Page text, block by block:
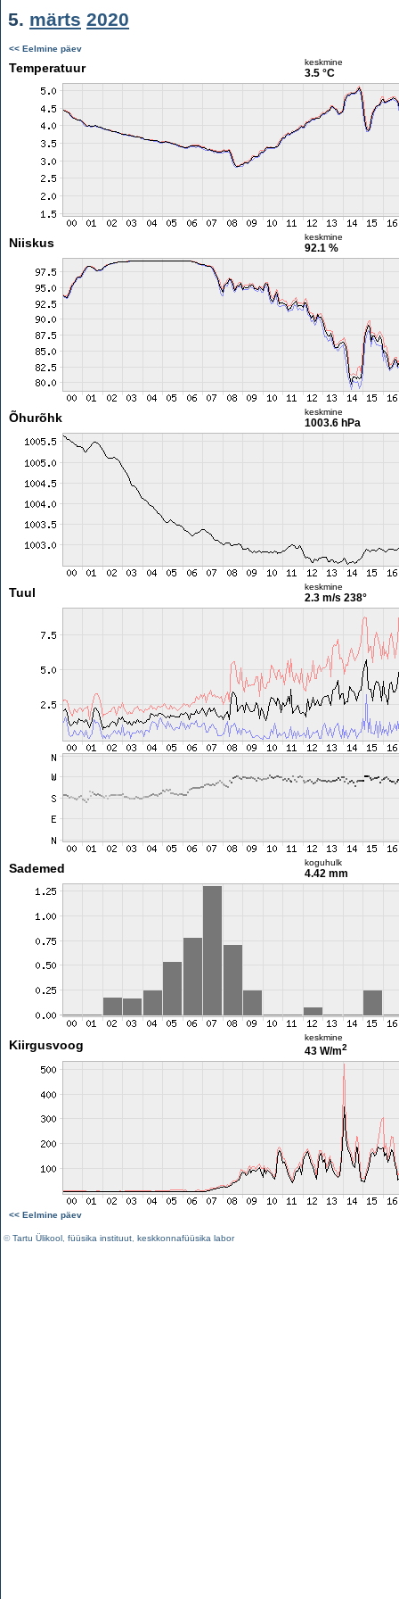
5. märts 2020
<< Eelmine päev
Temperatuur keskmine
3.5 °C
Niiskus keskmine
92.1 %
Õhurõhk keskmine
1003.6 hPa
Tuul keskmine
2.3 m/s 238°
Sademed koguhulk
4.42 mm
Kiirgusvoog
keskmine
43 W/m2
<< Eelmine päev
©Tartu Ülikool füüsika instituut keskkonnafüüsika labor